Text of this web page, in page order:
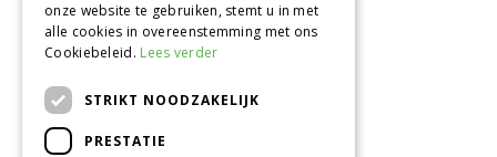
Tuincentrum Alméérplant
Jac. P. Thijsseweg 4
onze website te gebruiken, stemt u in met
alle cookies in overeenstemming met ons
Cookiebeleid. Lees verder
STRIKT NOODZAKELIJK
PRESTATIE